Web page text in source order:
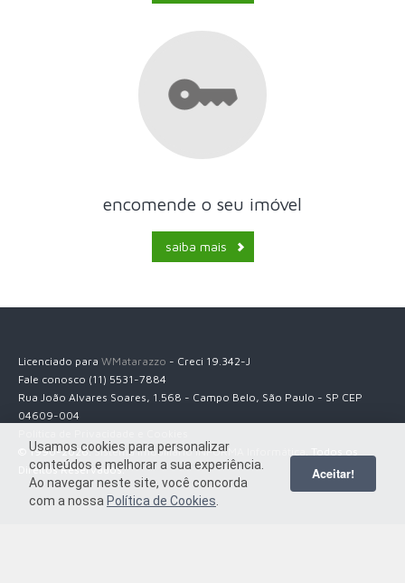
encomende o seu imóvel
saiba mais
Licenciado para WMatarazzo - Creci 19.342-J
Fale conosco (11) 5531-7884
Rua João Alvares Soares, 1.568 - Campo Belo, São Paulo - SP CEP
04609-004
© 1990-2026.Sistema Imobiliário INFORMA Informática
Direitos Reservados.
Usamos cookies para personalizar
conteúdos e melhorar a sua experiência.
Ao navegar neste site, você concorda
com a nossa Política de Cookies
Aceitar!